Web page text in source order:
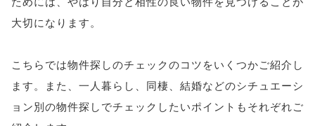
大切になります。
こちらでは物件探しのチェックのコツをいくつかご紹介し
ます。また、一人暮らし、同棲、結婚などのシチュエーシ
ョン別の物件探しでチェックしたいポイントもそれぞれご